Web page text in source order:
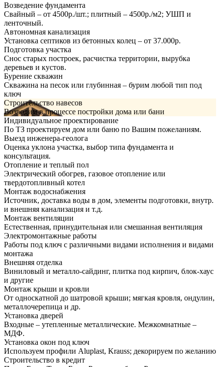
Возведение фундамента
Свайный – от 4500р./шт.; плитный – 4500р./м2; УШП и
ленточный.
Автономная канализация
Установка септиков из бетонных колец – от 37.000р.
Подготовка участка
Снос старых построек, расчистка территории, вырубка
деревьев и кустов.
Бурение скважин
Скважина на песок или глубинная – бурим любой тип под
ключ
Строительство навесов
Возводим в процессе постройки дома или бани
Индивидуальное проектирование
По ТЗ проектируем дом или баню по Вашим пожеланиям.
Выезд инженера-геолога
Оценка уклона участка, выбор типа фундамента и
консультация.
Отопление и теплый пол
Электрический обогрев, газовое отопление или
твердотопливный котел
Монтаж водоснабжения
Источник, доставка воды в дом, элементы подготовки, внутр.
и внешняя канализация и т.д.
Монтаж вентиляции
Естественная, принудительная или смешанная вентиляция
Электромонтажные работы
Работы под ключ с различными видами исполнения и видами
монтажа
Внешняя отделка
Виниловый и металло-сайдинг, плитка под кирпич, блок-хаус
и другие
Монтаж крыши и кровли
От односкатной до шатровой крыши; мягкая кровля, ондулин,
металлочерепица и др.
Установка дверей
Входные – утепленные металлические. Межкомнатные –
МДФ.
Установка окон под ключ
Используем профили Aluplast, Krauss; декорируем по желанию
Строительство в кредит